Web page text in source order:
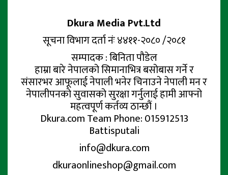
Dkura Media Pvt.Ltd
सूचना विभाग दर्ता नंः ४४११-२०८० /२०८१
सम्पादक : बिनिता पौडेल
हाम्रा बारे नेपालको सिमानाभित्र बसोबास गर्ने र
संसारभर आफूलाई नेपाली भनेर चिनाउने नेपाली मन र
नेपालीपनको सुवासको सुरक्षा गर्नुलाई हामी आफ्नो
महत्वपूर्ण कर्तव्य ठान्छौं ।
Dkura.com Team Phone: 015912513
Battisputali
info@dkura.com
dkuraonlineshop@gmail.com